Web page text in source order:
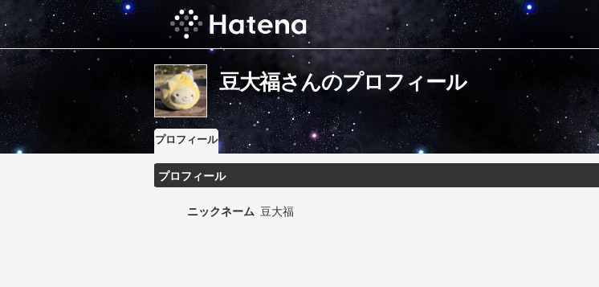
豆大福さんのプロフィール
プロフィール
プロフィール
ニックネーム 豆大福